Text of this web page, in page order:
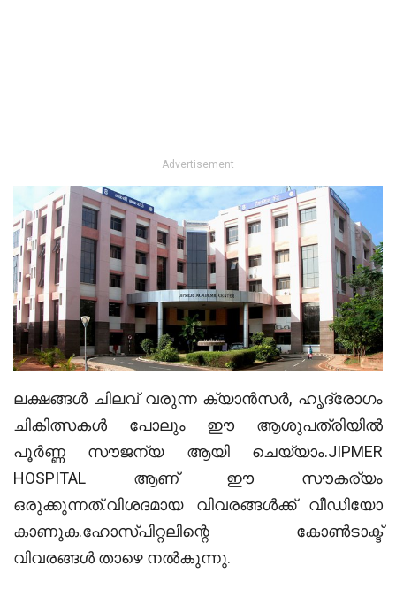
Advertisement
ലക്ഷങ്ങൾ ചിലവ് വരുന്ന ക്യാൻസർ, ഹൃദ്രോഗം
ചികിത്സകൾ പോലും ഈ ആശുപത്രിയിൽ
പൂർണ്ണ സൗജന്യ ആയി ചെയ്യാം.JIPMER
HOSPITAL ആണ് ഈ സൗകര്യം
ഒരുക്കുന്നത്.വിശദമായ വിവരങ്ങൾക്ക് വീഡിയോ
കാണുക.ഹോസ്പിറ്റലിന്റെ കോൺടാക്ട്
വിവരങ്ങൾ താഴെ നൽകുന്നു.